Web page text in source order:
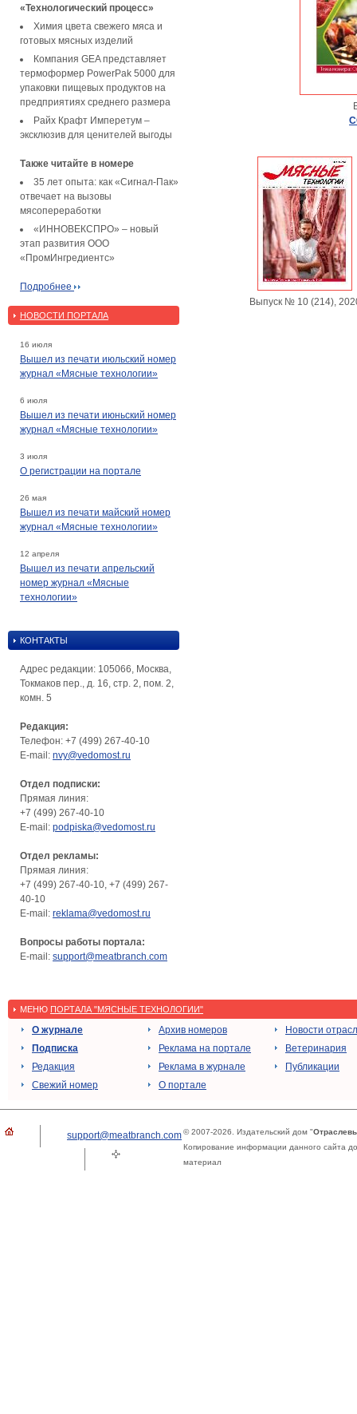
«Технологический процесс»
Химия цвета свежего мяса и
готовых мясных изделий
Компания GEA представляет
термоформер PowerPak 5000 для
упаковки пищевых продуктов на
предприятиях среднего размера
Райх Крафт Имперетум –
эксклюзив для ценителей выгоды
Также читайте в номере
35 лет опыта: как «Сигнал-Пак»
отвечает на вызовы
мясопереработки
«ИННОВЕКСПРО» – новый
этап развития ООО
«ПромИнгредиентс»
Подробнее
НОВОСТИ ПОРТАЛА
16 июля
Вышел из печати июльский номер
журнал «Мясные технологии»
6 июля
Вышел из печати июньский номер
журнал «Мясные технологии»
3 июля
О регистрации на портале
26 мая
Вышел из печати майский номер
журнал «Мясные технологии»
12 апреля
Вышел из печати апрельский
номер журнал «Мясные
технологии»
КОНТАКТЫ
Адрес редакции: 105066, Москва,
Токмаков пер., д. 16, стр. 2, пом. 2,
комн. 5
Редакция:
Телефон: +7 (499) 267-40-10
E-mail: nvy@vedomost.ru
Отдел подписки:
Прямая линия:
+7 (499) 267-40-10
E-mail: podpiska@vedomost.ru
Отдел рекламы:
Прямая линия:
+7 (499) 267-40-10, +7 (499) 267-
40-10
E-mail: reklama@vedomost.ru
Вопросы работы портала:
E-mail: support@meatbranch.com
Выпуск № 10 (214),
МЕНЮ ПОРТАЛА "МЯСНЫЕ ТЕХНОЛОГИИ"
О журнале
Подписка
Редакция
Свежий номер
Архив номеров
Реклама на портале
Реклама в журнале
О портале
Новости
Ветеринария
Публикации
support@meatbranch.com© 2007-2026. Издательский дом "
Копирование информации данного сайта
материал